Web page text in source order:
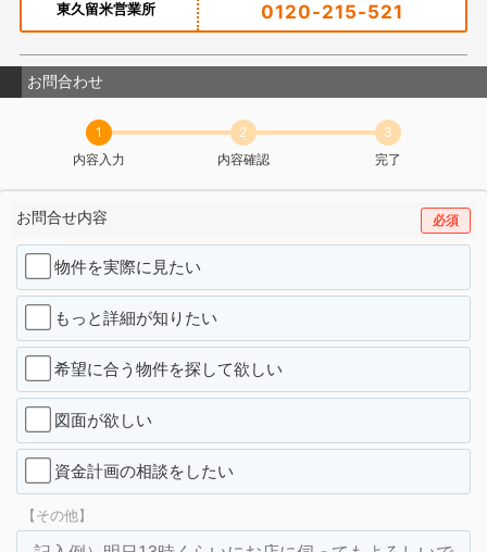
東久留米営業所 0120-215-521
お問合わせ
1
内容入力
2
内容確認
3
完了
お問合せ内容 必須
物件を実際に見たい
もっと詳細が知りたい
希望に合う物件を探して欲しい
図面が欲しい
資金計画の相談をしたい
【その他】